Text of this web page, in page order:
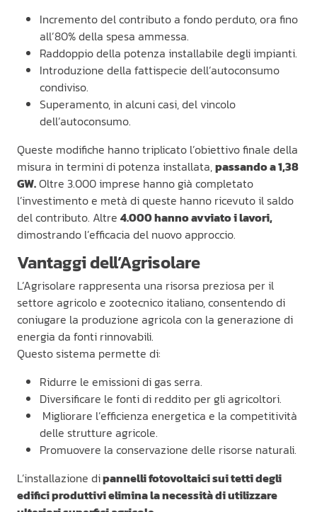
Incremento del contributo a fondo perduto, ora fino
all’80% della spesa ammessa.
Raddoppio della potenza installabile degli impianti.
Introduzione della fattispecie dell’autoconsumo
condiviso.
Superamento, in alcuni casi, del vincolo
dell’autoconsumo.
Queste modifiche hanno triplicato l’obiettivo finale della
misura in termini di potenza installata,passando a 1,38
GW.Oltre 3.000 imprese hanno già completato
l’investimento e metà di queste hanno ricevuto il saldo
del contributo. Altre 4.000 hanno avviato i lavori,
dimostrando l’efficacia del nuovo approccio.
Vantaggi dell’Agrisolare
L’Agrisolare rappresenta una risorsa preziosa per il
settore agricolo e zootecnico italiano, consentendo di
coniugare la produzione agricola con la generazione di
energia da fonti rinnovabili.
Questo sistema permette di:
Ridurre le emissioni di gas serra.
Diversificare le fonti di reddito per gli agricoltori.
Migliorare l’efficienza energetica e la competitività
delle strutture agricole.
Promuovere la conservazione delle risorse naturali.
L’installazione dipannelli fotovoltaici sui tetti degli
edifici produttivi elimina la necessità di utilizzare